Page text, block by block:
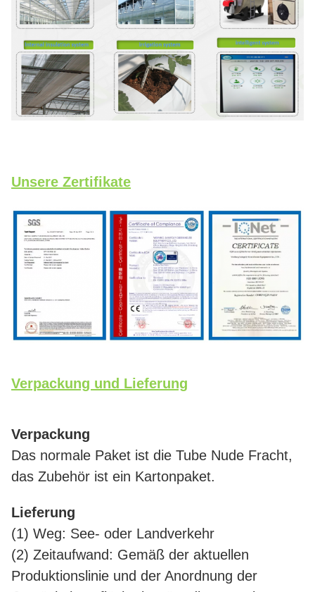
Unsere Zertifikate
Verpackung und Lieferung
Verpackung
Das normale Paket ist die Tube Nude Fracht,
das Zubehör ist ein Kartonpaket.
Lieferung
(1) Weg: See- oder Landverkehr
(2) Zeitaufwand: Gemäß der aktuellen
Produktionslinie und der Anordnung der